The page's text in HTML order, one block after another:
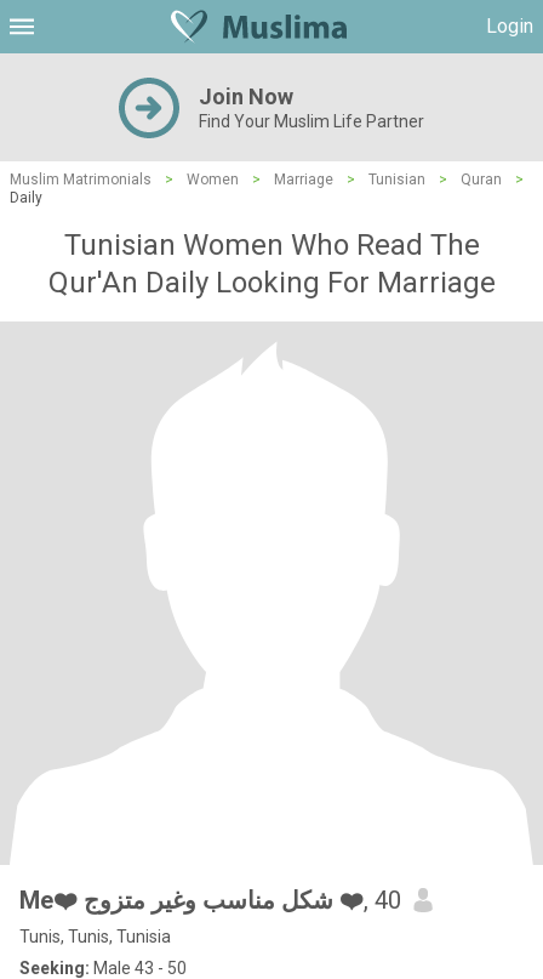
Login
Join Now
Find Your Muslim Life Partner
Muslim Matrimonials > Women > Marriage > Tunisian > Quran
>
Daily
Tunisian Women Who Read The
Qur'An Daily Looking For Marriage
Me❤️ شكل مناسب وغير متزوج ❤️, 40
Tunis, Tunis, Tunisia
Seeking: Male 43 - 50